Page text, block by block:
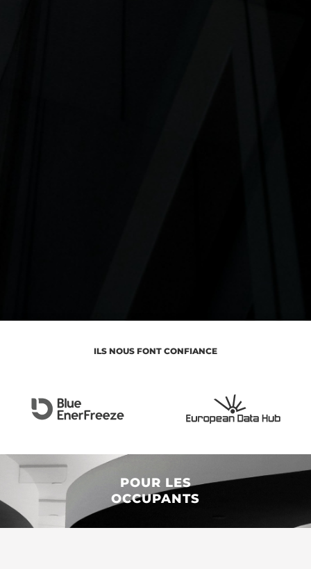
ILS NOUS FONT CONFIANCE
POUR LES
OCCUPANTS